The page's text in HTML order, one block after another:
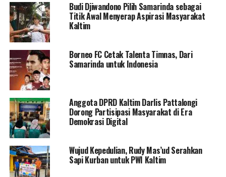
Budi Djiwandono Pilih Samarinda sebagai
Titik Awal Menyerap Aspirasi Masyarakat
Kaltim
Borneo FC Cetak Talenta Timnas, Dari
Samarinda untuk Indonesia
Anggota DPRD Kaltim Darlis Pattalongi
Dorong Partisipasi Masyarakat di Era
Demokrasi Digital
Wujud Kepedulian, Rudy Mas’ud Serahkan
Sapi Kurban untuk PWI Kaltim